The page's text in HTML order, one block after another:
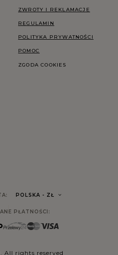
ZWROTY I REKLAMACJE
REGULAMIN
POLITYKA PRYWATNOŚCI
POMOC
ZGODA COOKIES
POLSKA - ZŁ
PŁATNOŚCI:
All rights reserved